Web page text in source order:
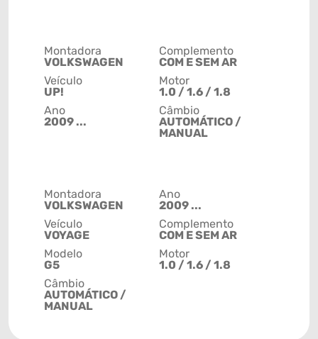
Montadora
VOLKSWAGEN
Veículo
UP!
Ano
2009 ...
Complemento
COM E SEM AR
Motor
1.0 / 1.6 / 1.8
Câmbio
AUTOMÁTICO /
MANUAL
Montadora
VOLKSWAGEN
Veículo
VOYAGE
Modelo
G5
Ano
2009 ...
Complemento
COM E SEM AR
Motor
1.0 / 1.6 / 1.8
Câmbio
AUTOMÁTICO /
MANUAL